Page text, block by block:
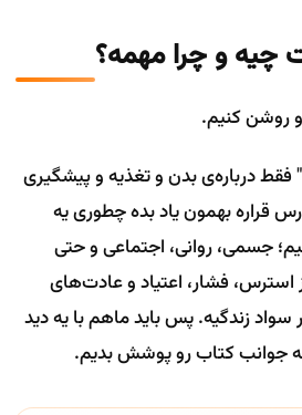
چیه و چرا مهمه؟
روشن کنیم.
درباره‌ی بدن و تغذیه و پیشگیری
قراره بهمون یاد بده چطوری یه
جسمی، روانی، اجتماعی و حتی
استرس، فشار، اعتیاد و عادت‌های
زندگیه. پس باید ماهم با یه دید
جوانب کتاب رو پوشش بدیم.